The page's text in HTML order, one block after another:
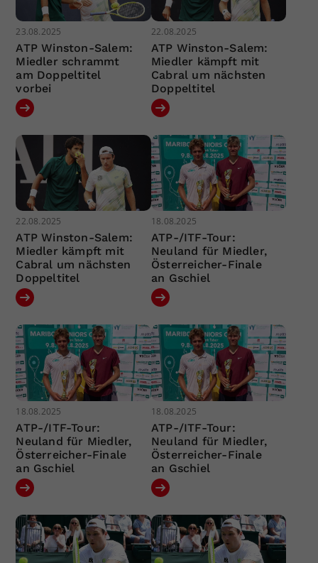
23.08.2025
ATP Winston-Salem:
Miedler schrammt
am Doppeltitel
vorbei
22.08.2025
ATP Winston-Salem:
Miedler kämpft mit
Cabral um nächsten
Doppeltitel
22.08.2025
ATP Winston-Salem:
Miedler kämpft mit
Cabral um nächsten
Doppeltitel
18.08.2025
ATP-/ITF-Tour:
Neuland für Miedler,
Österreicher-Finale
an Gschiel
18.08.2025
ATP-/ITF-Tour:
Neuland für Miedler,
Österreicher-Finale
an Gschiel
18.08.2025
ATP-/ITF-Tour:
Neuland für Miedler,
Österreicher-Finale
an Gschiel